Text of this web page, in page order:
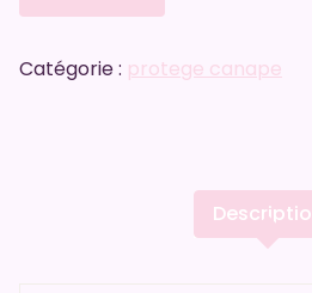
Catégorie : protege canape